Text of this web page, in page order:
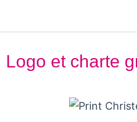
Logo et charte